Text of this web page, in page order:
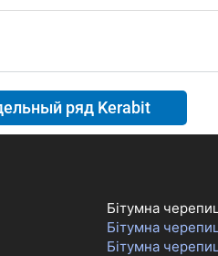
ряд Kerabit
Бітумна
Бітумна
Бітумна